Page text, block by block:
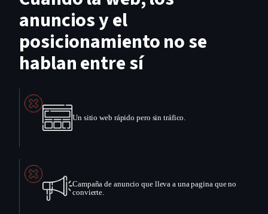
anuncios y el
posicionamiento no se
hablan entre sí
Un sitio web rápido pero sin tráfico.
Campaña de anuncio que lleva a una pagina que no
convierte.